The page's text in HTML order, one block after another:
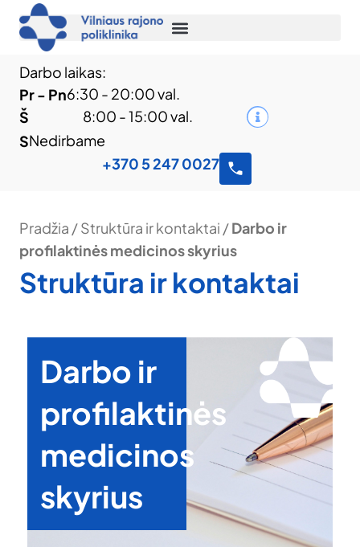
Darbo laikas:
Pr - Pn6:30 - 20:00 val.
Š
8:00 - 15:00 val.
SNedirbame
+370 5 247 0027
Pradžia /Struktūra ir kontaktai /Darbo ir
profilaktinės medicinos skyrius
Struktūra ir kontaktai
Darbo ir
profilaktinės
medicinos
skyrius